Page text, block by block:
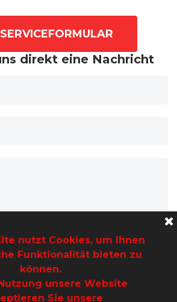
direkt eine Nachricht
nutzt Cookies, um Ihnen
Funktionalität bieten zu
können.
unsere Website
Sie unsere